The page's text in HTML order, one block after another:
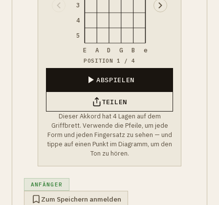
3
4
5
E A D G B e
POSITION 1 / 4
ABSPIELEN
TEILEN
Dieser Akkord hat 4 Lagen auf dem
Griffbrett. Verwende die Pfeile, um jede
Form und jeden Fingersatz zu sehen — und
tippe auf einen Punkt im Diagramm, um den
Ton zu hören.
ANFÄNGER
Zum Speichern anmelden